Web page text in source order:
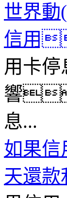
世界動
信用
用卡
響
息...
如果
天還